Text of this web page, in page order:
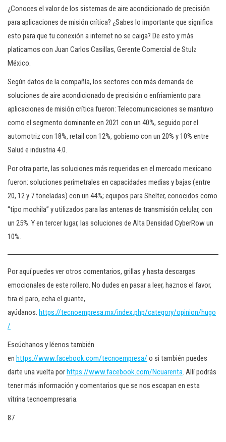
¿Conoces el valor de los sistemas de aire acondicionado de precisión
para aplicaciones de misión crítica? ¿Sabes lo importante que significa
esto para que tu conexión a internet no se caiga? De esto y más
platicamos con Juan Carlos Casillas, Gerente Comercial de Stulz
México.
Según datos de la compañía, los sectores con más demanda de
soluciones de aire acondicionado de precisión o enfriamiento para
aplicaciones de misión crítica fueron: Telecomunicaciones se mantuvo
como el segmento dominante en 2021 con un 40%, seguido por el
automotriz con 18%, retail con 12%, gobierno con un 20% y 10% entre
Salud e industria 4.0.
Por otra parte, las soluciones más requeridas en el mercado mexicano
fueron: soluciones perimetrales en capacidades medias y bajas (entre
20, 12 y 7 toneladas) con un 44%; equipos para Shelter, conocidos como
“tipo mochila” y utilizados para las antenas de transmisión celular, con
un 25%. Y en tercer lugar, las soluciones de Alta Densidad CyberRow un
10%.
Por aquí puedes ver otros comentarios, grillas y hasta descargas
emocionales de este rollero. No dudes en pasar a leer, haznos el favor,
tira el paro, echa el guante,
ayúdanos. https://tecnoempresa.mx/index.php/category/opinion/hugo
/
Escúchanos y léenos también
en https://www.facebook.com/tecnoempresa/ o si también puedes
darte una vuelta porhttps://www.facebook.com/Ncuarenta. Allí podrás
tener más información y comentarios que se nos escapan en esta
vitrina tecnoempresaria.
87